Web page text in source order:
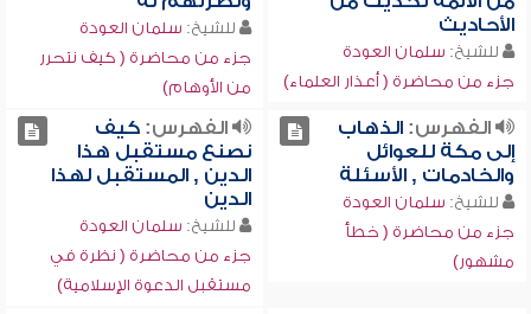
الأحاديث
للشيخ: سلمان العودة
جزء من محاضرة ( أعذار العلماء)
للشيخ: سلمان العودة
جزء من محاضرة ( كيف نتحرر
من الأوهام)
الفهرس:الذهاب
إلى مكة للعوائل
والخادمات , الأسئلة
للشيخ: سلمان العودة
جزء من محاضرة ( خطأ
مشهور)
الفهرس:كيف
نصنع مستقبل هذا
الدين , المستقبل لهذا
الدين
للشيخ: سلمان العودة
جزء من محاضرة ( نظرة في
مستقبل الدعوة الإسلامية)